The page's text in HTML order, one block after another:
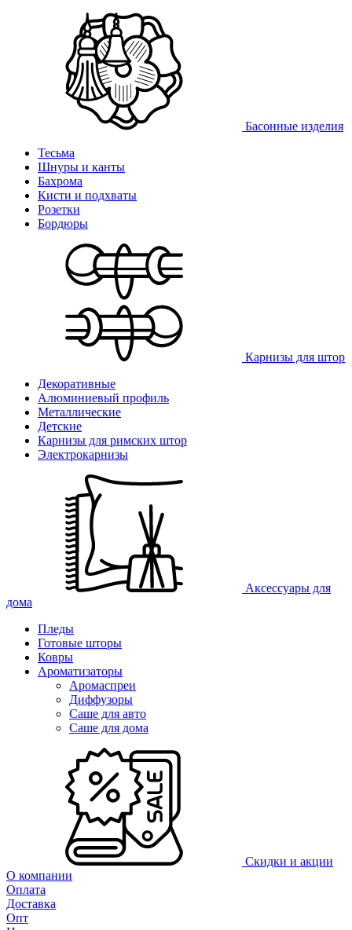
Басонные изделия
Тесьма
Шнуры и канты
Бахрома
Кисти и подхваты
Розетки
Бордюры
Карнизы для штор
Декоративные
Алюминиевый профиль
Металлические
Детские
Карнизы для римских штор
Электрокарнизы
Аксессуары для
дома
Пледы
Готовые шторы
Ковры
Ароматизаторы
Аромаспреи
Диффузоры
Саше для авто
Саше для дома
Скидки и акции
О компании
Оплата
Доставка
Опт